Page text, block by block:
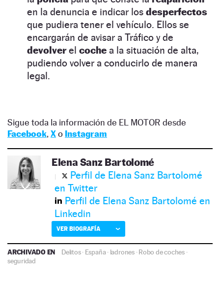
en la denuncia e indicar los desperfectos
que pudiera tener el vehículo. Ellos se
encargarán de avisar a Tráfico y de
devolverel coche a la situación de alta,
pudiendo volver a conducirlo de manera
legal.
Sigue toda la información de EL MOTOR desde
Facebook, Xo Instagram
Elena Sanz Bartolomé
Perfil de Elena Sanz Bartolomé
en Twitter
Perfil de Elena Sanz Bartolomé en
Linkedin
VER BIOGRAFÍA
ARCHIVADO EN Delitos· España· ladrones·Robo de coches·
seguridad